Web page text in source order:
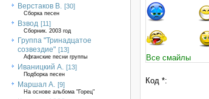
Верстаков В. [30]
Сборка песен
Взвод [11]
Сборник. 2003 год
Группа "Тринадцатое
созвездие" [13]
Афганские песни группы
Иваницкий А. [13]
Подборка песен
Маршал А. [9]
На основе альбома "Горец"
Все смайлы
Код *: